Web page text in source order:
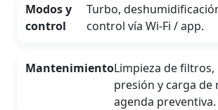
Modos y
control
Turbo,
control vía Wi‑Fi / app.
MantenimientoLimpieza de
presión y carga
agenda preventiva.